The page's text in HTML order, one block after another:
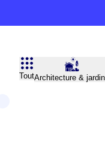
ToutArchitecture &